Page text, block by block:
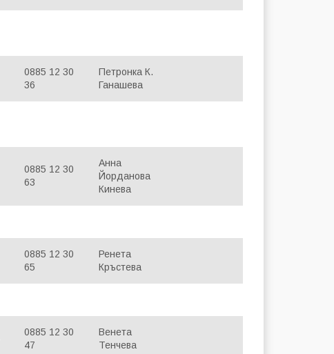
0885 12 30
36
Петронка К.
Ганашева
0885 12 30
63
Анна
Йорданова
Кинева
0885 12 30
65
Ренета
Кръстева
0885 12 30
47
Венета
Тенчева